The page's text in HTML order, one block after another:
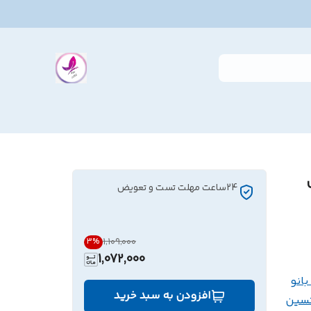
24ساعت مهلت تست و تعویض
۱٬۱۰۹٬۰۰۰ 3%
1,072,000
افزودن به سبد خرید